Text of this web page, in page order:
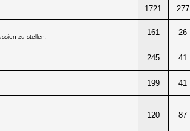
1721 277
zu stellen. 161 26
245 41
199 41
120 87